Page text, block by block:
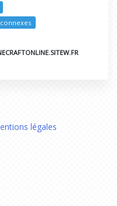
légales